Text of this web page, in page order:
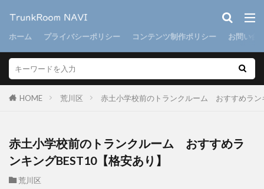
ホーム プライバシーポリシー コンテンツ制作ポリシー お問い合
HOME 荒川区 赤土小学校前のトランクルーム おすすめラン
赤土小学校前のトランクルーム おすすめラ
ンキングBEST10【格安あり】
荒川区